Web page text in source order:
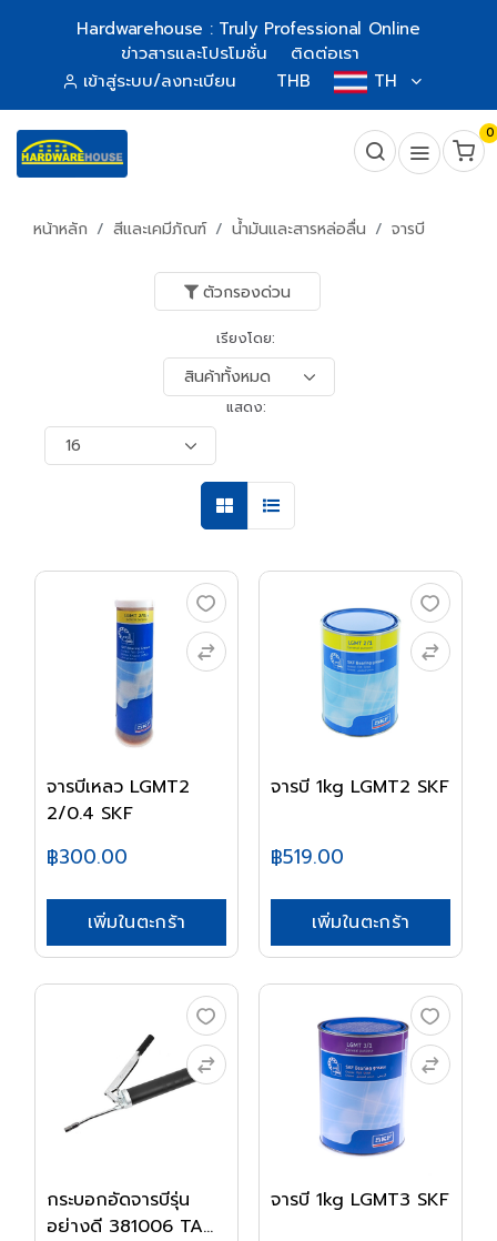
Hardwarehouse : Truly Professional Online
ข่าวสารและโปรโมชั่น
ติดต่อเรา
เข้าสู่ระบบ/ลงทะเบียน
THB TH
0
หน้าหลัก สีและเคมีภัณฑ์ น้ำมันและสารหล่อลื่น จารบี
ตัวกรองด่วน
เรียงโดย:
แสดง:
จารบีเหลว LGMT2
2/0.4 SKF
฿300.00
เพิ่มในตะกร้า
จารบี 1kg LGMT2 SKF
฿519.00
เพิ่มในตะกร้า
กระบอกอัดจารบีรุ่น
อย่างดี 381006 TA...
จารบี 1kg LGMT3 SKF